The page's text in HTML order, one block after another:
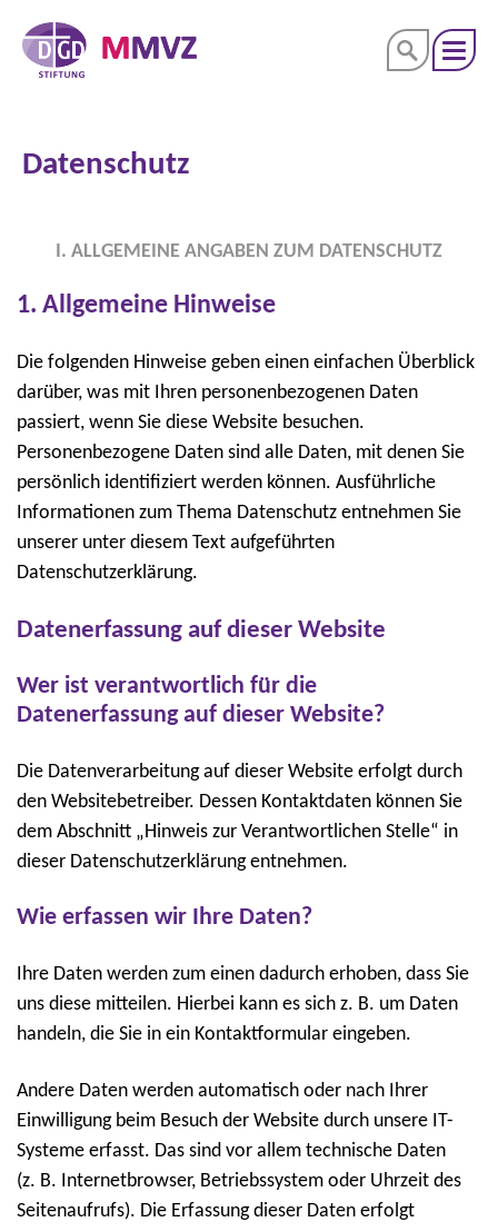
Datenschutz
I. ALLGEMEINE ANGABEN ZUM DATENSCHUTZ
1. Allgemeine Hinweise
Die folgenden Hinweise geben einen einfachen Überblick
darüber, was mit Ihren personenbezogenen Daten
passiert, wenn Sie diese Website besuchen.
Personenbezogene Daten sind alle Daten, mit denen Sie
persönlich identifiziert werden können. Ausführliche
Informationen zum Thema Datenschutz entnehmen Sie
unserer unter diesem Text aufgeführten
Datenschutzerklärung.
Datenerfassung auf dieser Website
Wer ist verantwortlich für die
Datenerfassung auf dieser Website?
Die Datenverarbeitung auf dieser Website erfolgt durch
den Websitebetreiber. Dessen Kontaktdaten können Sie
dem Abschnitt „Hinweis zur Verantwortlichen Stelle“ in
dieser Datenschutzerklärung entnehmen.
Wie erfassen wir Ihre Daten?
Ihre Daten werden zum einen dadurch erhoben, dass Sie
uns diese mitteilen. Hierbei kann es sich z. B. um Daten
handeln, die Sie in ein Kontaktformular eingeben.
Andere Daten werden automatisch oder nach Ihrer
Einwilligung beim Besuch der Website durch unsere IT-
Systeme erfasst. Das sind vor allem technische Daten
(z. B. Internetbrowser, Betriebssystem oder Uhrzeit des
Seitenaufrufs). Die Erfassung dieser Daten erfolgt